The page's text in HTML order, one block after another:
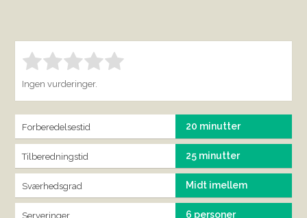
Bedøm denne vare: 1.00
Ingen vurderinger.
Forberedelsestid 20 minutter
Tilberedningstid 25 minutter
Sværhedsgrad Midt imellem
Serveringer 6 personer